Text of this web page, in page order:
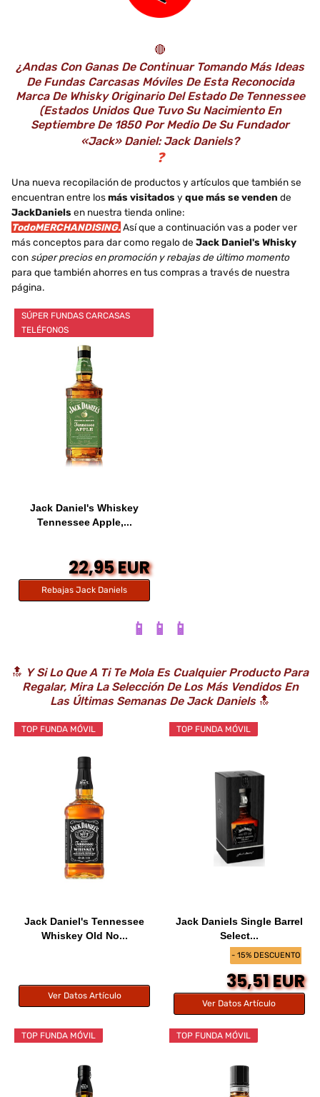
🔴
¿Andas Con Ganas De Continuar Tomando Más Ideas
De Fundas Carcasas Móviles De Esta Reconocida
Marca De Whisky Originario Del Estado De Tennessee
(Estados Unidos Que Tuvo Su Nacimiento En
Septiembre De 1850 Por Medio De Su Fundador
«Jack» Daniel: Jack Daniels?
❓
Una nueva recopilación de productos y artículos que también se
encuentran entre losmás visitados y que más se venden de
JackDaniels en nuestra tienda online:
TodoMERCHANDISING.Así que a continuación vas a poder ver
más conceptos para dar como regalo de Jack Daniel's Whisky
con súper precios en promoción y rebajas de último momento
para que también ahorres en tus compras a través de nuestra
página.
SÚPER FUNDAS CARCASAS
TELÉFONOS
Jack Daniel's Whiskey
Tennessee Apple,...
22,95 EUR
Rebajas Jack Daniels
📱 📱 📱
🔝 Y Si Lo Que A Ti Te Mola Es Cualquier Producto Para
Regalar, Mira La Selección De Los Más Vendidos En
Las Últimas Semanas De Jack Daniels🔝
TOP FUNDA MÓVIL
Jack Daniel's Tennessee
Whiskey Old No...
Ver Datos Artículo
- 15% DESCUENTO
TOP FUNDA MÓVIL
Jack Daniels Single Barrel
Select...
35,51 EUR
Ver Datos Artículo
TOP FUNDA MÓVIL TOP FUNDA MÓVIL